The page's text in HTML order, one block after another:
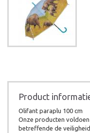
Product
Olifant paraplu 100 cm
Onze producten
betreffende de